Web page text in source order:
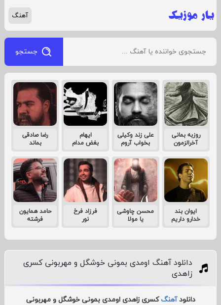
آهنگ
جستجو
روزبه بمانی
آخرالزمون
علی زند وکیلی
بخواب آروم
ایهام
بغض مدام
رضا صادقی
بماند
ایوان بند
خدارو داریم
محسن چاوشی
یا مولا
فرزاد فرخ
نور
حامد همایون
فرشته
دانلود آهنگ اومدی بمونی خوشگل و مهربونی کسری
زاهدی
دانلودآهنگ کسری زاهدی اومدی بمونی خوشگل و مهربونی